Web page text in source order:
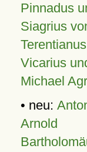
Pinnadus
Siagrius
Vicarius
Michael
• neu:
Arnold